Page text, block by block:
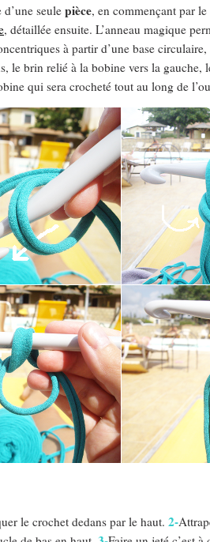
seule pièce, en commençant par
, détaillée ensuite. L’anneau magique
à partir d’une base
le brin relié à la bobine vers la
qui sera crocheté tout au long de
le crochet dedans par le haut. 2-